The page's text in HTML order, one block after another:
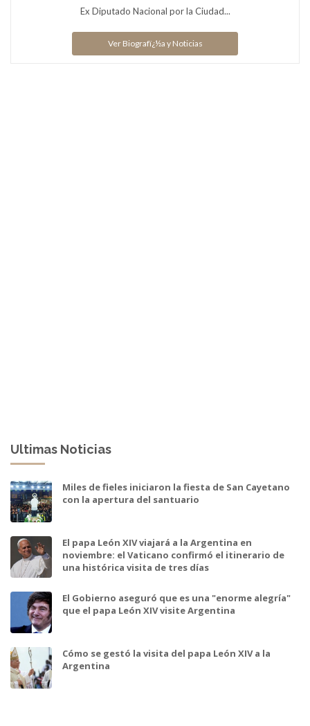
Ex Diputado Nacional por la Ciudad...
Ver Biografï¿½a y Noticias
Ultimas Noticias
Miles de fieles iniciaron la fiesta de San Cayetano
con la apertura del santuario
El papa León XIV viajará a la Argentina en
noviembre: el Vaticano confirmó el itinerario de
una histórica visita de tres días
El Gobierno aseguró que es una "enorme alegría"
que el papa León XIV visite Argentina
Cómo se gestó la visita del papa León XIV a la
Argentina